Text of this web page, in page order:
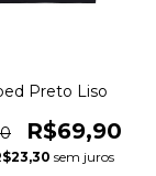
Preto Liso
R$69,90
sem juros